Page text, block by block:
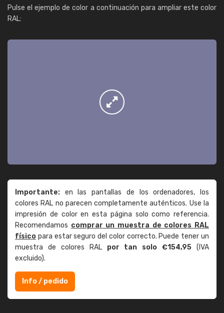
Pulse el ejemplo de color a continuación para ampliar este color
RAL:
Importante: en las pantallas de los ordenadores, los
colores RAL no parecen completamente auténticos. Use la
impresión de color en esta página solo como referencia.
Recomendamos comprar un muestra de colores RAL
físico para estar seguro del color correcto. Puede tener un
muestra de colores RAL por tan solo €154,95 (IVA
excluido).
Info / pedido